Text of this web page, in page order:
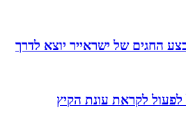
החגים של ישראייר יוצא לדרך
לפעול לקראת עונת הקיץ